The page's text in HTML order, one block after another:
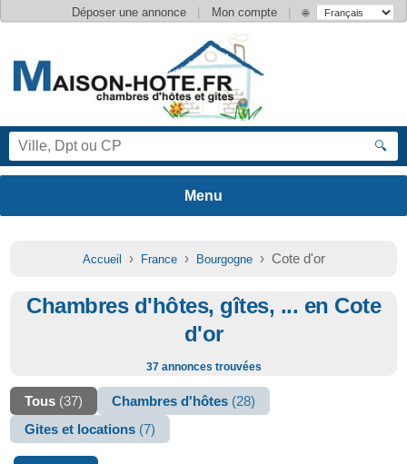
Déposer une annonce | Mon compte | 🌐
🔍
Accueil › France› Bourgogne› Cote d'or
Chambres d'hôtes, gîtes, ... en Cote
d'or
37 annonces trouvées
Tous (37) Chambres d'hôtes (28)
Gites et locations (7)